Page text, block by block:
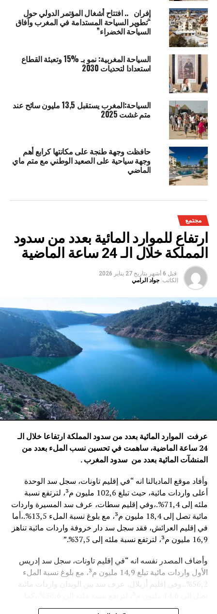
إفران .. افتتاح أشغال المؤتمر الدولي حول
“تطوير السياحة المستدامة في المغرب وآفاق
السياحة الخضراء”
السياحة المغربية: نمو بـ %15 وتعبئة القطاع
استعدادا لتحديات 2030
السياحة:المغرب يستقبل 13,5 مليون سائح عند
متم غشت 2025
حافظت وجهة طنجة على مكانتها كرابع أهم
وجهة سياحية على الصعيد الوطني مع متم ماي
الماضي
مجتمع
ارتفاع للموارد المائية بعدد من سدود
المملكة خلال الـ 24 ساعة الماضية
قبل 6 أشهر بتاريخ 27 يناير 2026
الكاتب: جواد الرامي
عرفت الموارد المائية بعدد من سدود المملكة ارتفاعا خلال الـ
24 ساعة الماضية، ساهمت في تحسين نسب الملء بعدد من
المنشآت المائية بعدد من سدود المغرب .
وأفاد موقع الماديالنا انه “في إقليم تاونات، سجل سد الوحدة
أعلى واردات مائية، حيث تبلغ 102,6 مليون م³، لترتفع نسبة
ملئه إلى 71,4%.،وفي إقليم سطات، عرف سد المسيرة واردات
مائية تصل إلى 18,4 مليون م³، مع بلوغ نسبة الملء 13,5%.،أما
في إقليم العرائش، فقد سجل سد دار خروفة واردات مائية تناهز
16,9 مليون م³، لترتفع نسبة ملئه إلى 37,5%.”
وأضاف المصدر نفسه انه “في إقليم تاونات، سجل سد إدريس
الأول واردات مائية تبلغ 14,9 مليون م³، مع بلوغ نسبة الملء
56,2%.،وفي إقليم أزيلال، عرف سد بين الويدان واردات مائية